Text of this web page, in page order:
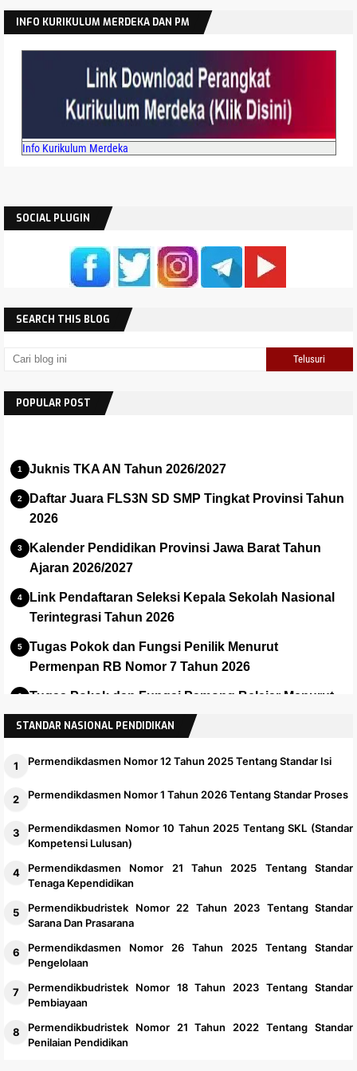
Latihan Soal Asesmen Sumatif Akhir Jenjang SMP
Tahun 2026
INFO KURIKULUM MERDEKA DAN PM
Info Kurikulum Merdeka
SOCIAL PLUGIN
SEARCH THIS BLOG
POPULAR POST
Juknis TKA AN Tahun 2026/2027
Daftar Juara FLS3N SD SMP Tingkat Provinsi Tahun
2026
Kalender Pendidikan Provinsi Jawa Barat Tahun
Ajaran 2026/2027
Link Pendaftaran Seleksi Kepala Sekolah Nasional
Terintegrasi Tahun 2026
Tugas Pokok dan Fungsi Penilik Menurut
Permenpan RB Nomor 7 Tahun 2026
Tugas Pokok dan Fungsi Pamong Belajar Menurut
Permenpan No 7 Thn 2026
STANDAR NASIONAL PENDIDIKAN
Permendikdasmen Nomor 12 Tahun 2025 Tentang Standar Isi
Permendikdasmen Nomor 1 Tahun 2026 Tentang Standar Proses
Permendikdasmen Nomor 10 Tahun 2025 Tentang SKL (Standar
Kompetensi Lulusan)
Permendikdasmen Nomor 21 Tahun 2025 Tentang Standar
Tenaga Kependidikan
Permendikbudristek Nomor 22 Tahun 2023 Tentang Standar
Sarana Dan Prasarana
Permendikdasmen Nomor 26 Tahun 2025 Tentang Standar
Pengelolaan
Permendikbudristek Nomor 18 Tahun 2023 Tentang Standar
Pembiayaan
Permendikbudristek Nomor 21 Tahun 2022 Tentang Standar
Penilaian Pendidikan